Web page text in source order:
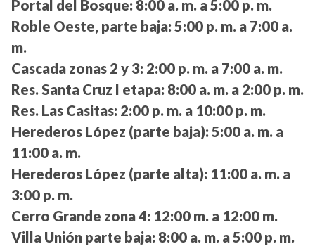
Portal del Bosque: 8:00 a. m. a 5:00 p. m.
Roble Oeste, parte baja: 5:00 p. m. a 7:00 a.
m.
Cascada zonas 2 y 3: 2:00 p. m. a 7:00 a. m.
Res. Santa Cruz I etapa: 8:00 a. m. a 2:00 p. m.
Res. Las Casitas: 2:00 p. m. a 10:00 p. m.
Herederos López (parte baja): 5:00 a. m. a
11:00 a. m.
Herederos López (parte alta): 11:00 a. m. a
3:00 p. m.
Cerro Grande zona 4: 12:00 m. a 12:00 m.
Villa Unión parte baja: 8:00 a. m. a 5:00 p. m.